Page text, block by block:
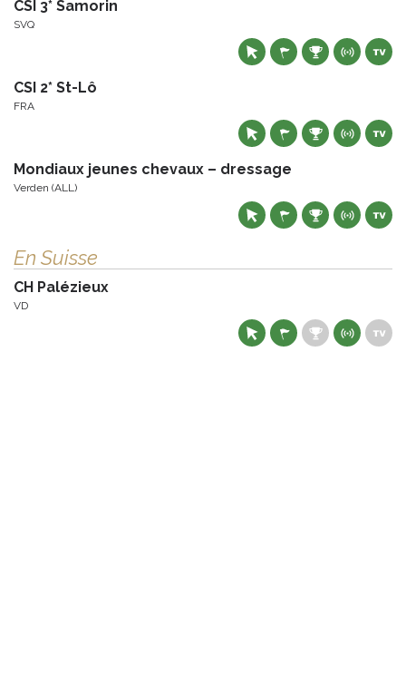
CSI 3* Samorin
SVQ
CSI 2* St-Lô
FRA
Mondiaux jeunes chevaux – dressage
Verden (ALL)
En Suisse
CH Palézieux
VD